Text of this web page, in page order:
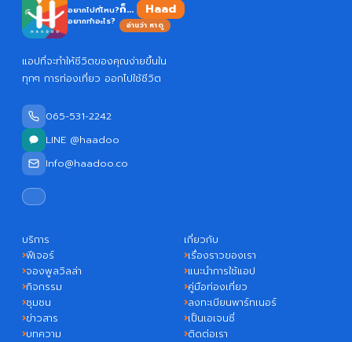
อยากไปที่ไหน?
อยากทำอะไร?
ก็...
อ่านว่า หาดู
แอปที่จะทำให้ชีวิตของคุณง่ายขึ้นใน
ทุกๆ การท่องเที่ยว ออกไปใช้ชีวิต
065-531-2242
LINE @haadoo
Info@haadoo.co
บริการ
ฟีเจอร์
จองพูลวิลล่า
กิจกรรม
ชุมชน
ข่าวสาร
บทความ
เกี่ยวกับ
เรื่องราวของเรา
แนะนำการใช้แอป
คู่มือท่องเที่ยว
ลงทะเบียนพาร์ทเนอร์
เป็นเอเจนซี่
ติดต่อเรา